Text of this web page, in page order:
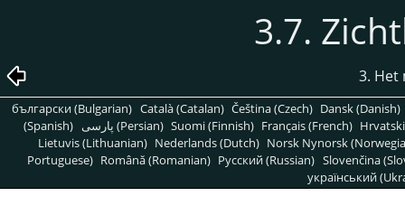
3.7.
3.
български (Bulgarian) Català (Catalan) Čeština (Czech) Dansk (Danish)
(Spanish)
پارسی (Persian) Suomi (Finnish) Français (French)
Lietuvis (Lithuanian) Nederlands (Dutch) Norsk Nynorsk
Portuguese) Română (Romanian) Pусский (Russian) Slovenčina
український